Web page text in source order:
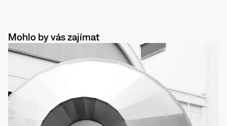
Mohlo by vás zajímat